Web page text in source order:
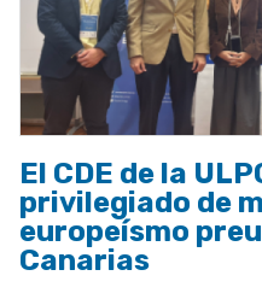
El CDE de la
privilegiado de
europeísmo
Canarias